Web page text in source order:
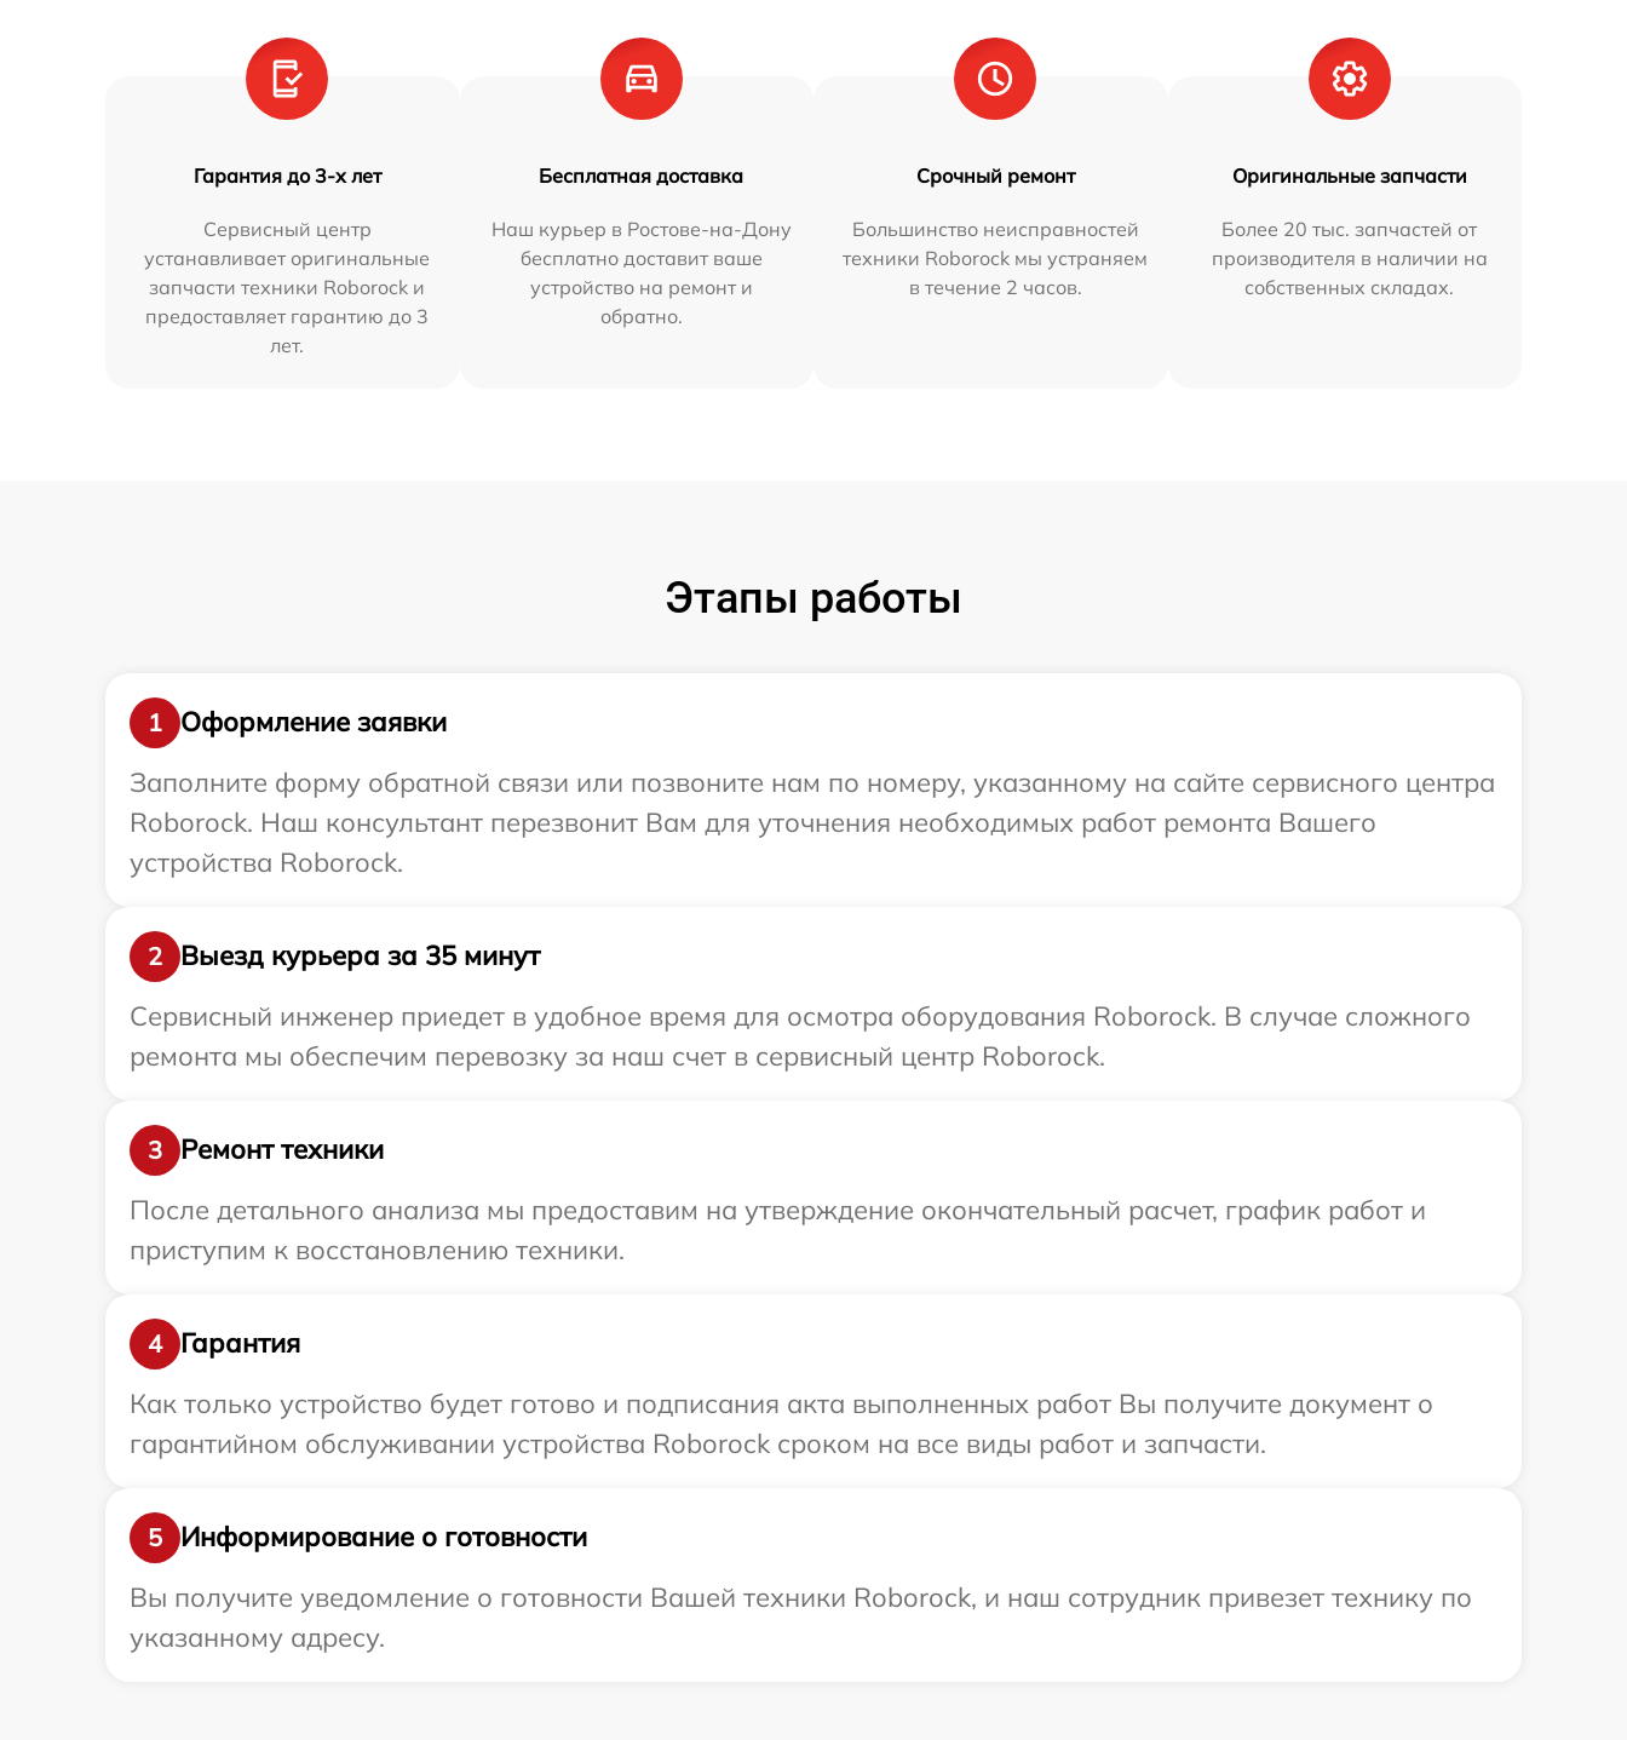
Гарантия до 3-х лет
Сервисный центр
устанавливает оригинальные
запчасти техники Roborock и
предоставляет гарантию до 3
лет.
Бесплатная доставка
Наш курьер в Ростове-на-Дону
бесплатно доставит ваше
устройство на ремонт и
обратно.
Срочный ремонт
Большинство неисправностей
техники Roborock мы устраняем
в течение 2 часов.
Оригинальные запчасти
Более 20 тыс. запчастей от
производителя в наличии на
собственных складах.
Этапы работы
1
Оформление заявки
Заполните форму обратной связи или позвоните нам по номеру, указанному на сайте сервисного центра
Roborock. Наш консультант перезвонит Вам для уточнения необходимых работ ремонта Вашего
устройства Roborock.
2
Выезд курьера за 35 минут
Сервисный инженер приедет в удобное время для осмотра оборудования Roborock. В случае сложного
ремонта мы обеспечим перевозку за наш счет в сервисный центр Roborock.
3
Ремонт техники
После детального анализа мы предоставим на утверждение окончательный расчет, график работ и
приступим к восстановлению техники.
4
Гарантия
Как только устройство будет готово и подписания акта выполненных работ Вы получите документ о
гарантийном обслуживании устройства Roborock сроком на все виды работ и запчасти.
5
Информирование о готовности
Вы получите уведомление о готовности Вашей техники Roborock, и наш сотрудник привезет технику по
указанному адресу.